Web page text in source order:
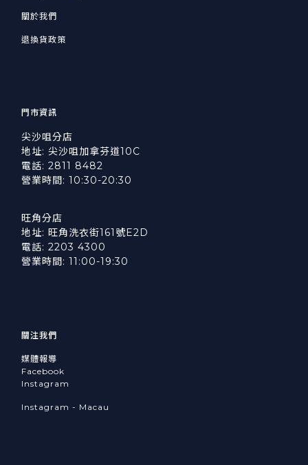
關於我們
退換貨政策
門市資訊
尖沙咀分店
地址: 尖沙咀加拿芬道10C
電話: 2811 8482
營業時間: 10:30-20:30
旺角分店
地址: 旺角洗衣街161號E2D
電話: 2203 4300
營業時間: 11:00-19:30
關注我們
媒體報導
Facebook
Instagram
Instagram - Macau